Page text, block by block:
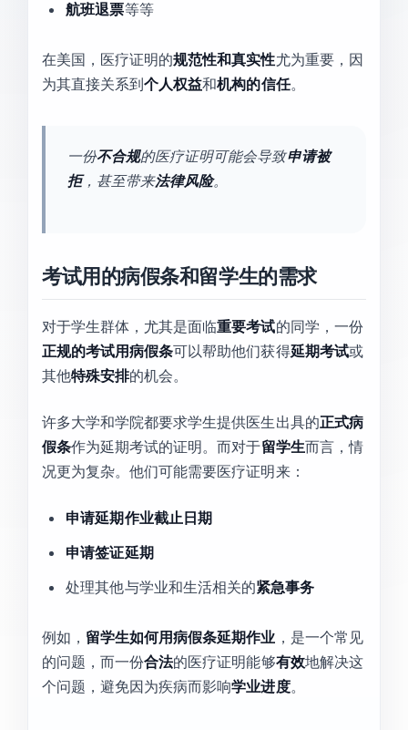
航班退票等等
在美国，医疗证明的规范性和真实性尤为重要，因
为其直接关系到个人权益和机构的信任。
一份不合规的医疗证明可能会导致申请被
拒，甚至带来法律风险。
考试用的病假条和留学生的需求
对于学生群体，尤其是面临重要考试的同学，一份
正规的考试用病假条可以帮助他们获得延期考试或
其他特殊安排的机会。
许多大学和学院都要求学生提供医生出具的正式病
假条作为延期考试的证明。而对于留学生而言，情
况更为复杂。他们可能需要医疗证明来：
申请延期作业截止日期
申请签证延期
处理其他与学业和生活相关的紧急事务
例如， 留学生如何用病假条延期作业 ，是一个常见
的问题，而一份合法的医疗证明能够有效地解决这
个问题，避免因为疾病而影响学业进度。